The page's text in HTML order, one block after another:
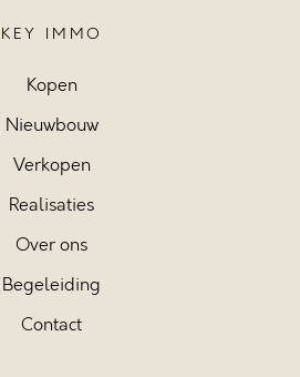
KEY IMMO
Kopen
Nieuwbouw
Verkopen
Realisaties
Over ons
Begeleiding
Contact